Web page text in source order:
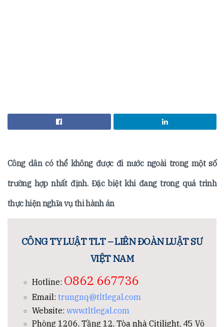
Công dân có thể không được đi nước ngoài trong một số
trường hợp nhất định. Đặc biệt khi đang trong quá trình
thực hiện nghĩa vụ thi hành án
CÔNG TY LUẬT TLT – LIÊN ĐOÀN LUẬT SƯ
VIỆT NAM
Hotline: O862 667736
Email: trungnq@tltlegal.com
Website:www.tltlegal.com
Phòng 1206, Tầng 12, Tòa nhà Citilight, 45 Võ